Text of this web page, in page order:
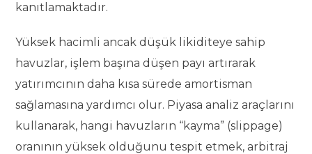
kanıtlamaktadır.
Yüksek hacimli ancak düşük likiditeye sahip
havuzlar, işlem başına düşen payı artırarak
yatırımcının daha kısa sürede amortisman
sağlamasına yardımcı olur. Piyasa analiz araçlarını
kullanarak, hangi havuzların “kayma” (slippage)
oranının yüksek olduğunu tespit etmek, arbitraj